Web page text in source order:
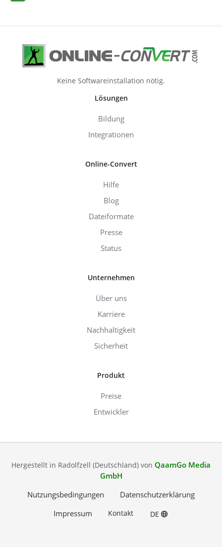
Keine Softwareinstallation nötig.
Lösungen
Bildung
Integrationen
Online-Convert
Hilfe
Blog
Dateiformate
Presse
Status
Unternehmen
Über uns
Karriere
Nachhaltigkeit
Sicherheit
Produkt
Preise
Entwickler
Hergestellt in Radolfzell (Deutschland) von QaamGo Media
GmbH
Nutzungsbedingungen
Datenschutzerklärung
Impressum
Kontakt DE